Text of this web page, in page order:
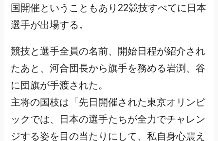
国開催ということもあり22競技すべてに日本
選手が出場する。
競技と選手全員の名前、開始日程が紹介され
たあと、河合団長から旗手を務める岩渕、谷
に団旗が手渡された。
主将の国枝は「先日開催された東京オリンピ
ックでは、日本の選手たちが全力でチャレン
ジする姿を目の当たりにして、私自身心震え